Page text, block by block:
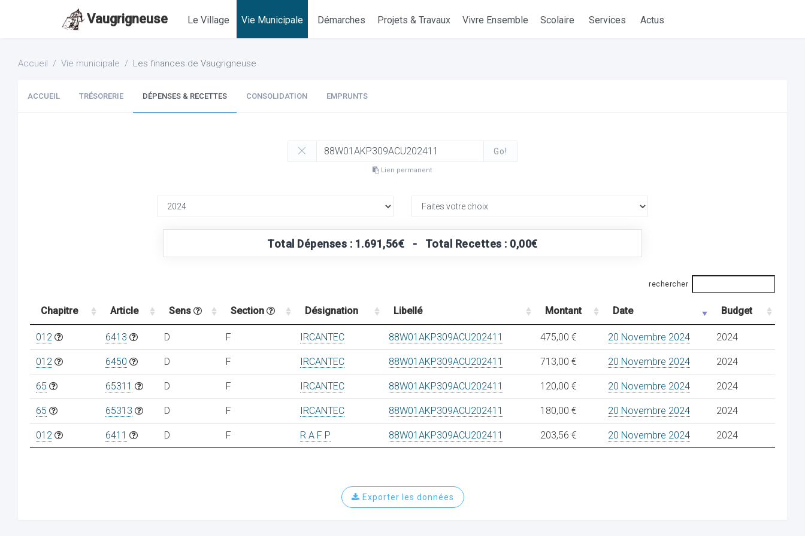
Vaugrigneuse Le Village Vie Municipale Démarches Projets & Travaux Vivre Ensemble Scolaire Services Actus
Accueil Vie municipale Les finances de Vaugrigneuse
ACCUEIL TRÉSORERIE DÉPENSES & RECETTES CONSOLIDATION EMPRUNTS
Go!
Lien permanent
Total Dépenses : 1.691,56€ - Total Recettes : 0,00€
rechercher
Chapitre Article Sens Section Désignation Libellé Montant Date Budget
012 6413 D F IRCANTEC 88W01AKP309ACU202411 475,00 € 20 Novembre 2024 2024
012 6450 D F IRCANTEC 88W01AKP309ACU202411 713,00 € 20 Novembre 2024 2024
65 65311 D F IRCANTEC 88W01AKP309ACU202411 120,00 € 20 Novembre 2024 2024
65 65313 D F IRCANTEC 88W01AKP309ACU202411 180,00 € 20 Novembre 2024 2024
012 6411 D F R A F P 88W01AKP309ACU202411 203,56 € 20 Novembre 2024 2024
Exporter les données